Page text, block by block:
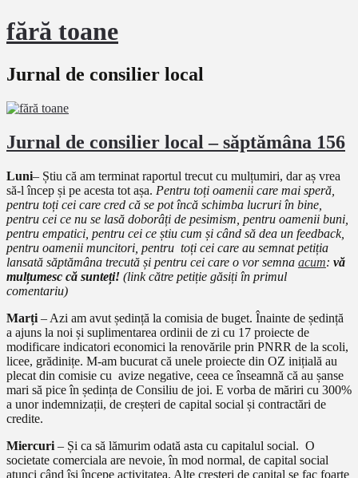
fără toane
Jurnal de consilier local
Jurnal de consilier local – săptămâna 156
Luni– Știu că am terminat raportul trecut cu mulțumiri, dar aș vrea
să-l încep și pe acesta tot așa. Pentru toți oamenii care mai speră,
pentru toți cei care cred că se pot încă schimba lucruri în bine,
pentru cei ce nu se lasă doborâți de pesimism, pentru oamenii buni,
pentru empatici, pentru cei ce știu cum și când să dea un feedback,
pentru oamenii muncitori, pentru toți cei care au semnat petiția
lansată săptămâna trecută și pentru cei care o vor semna acum: vă
mulțumesc că sunteți! (link către petiție găsiți în primul
comentariu)
Marți – Azi am avut ședință la comisia de buget. Înainte de ședință
a ajuns la noi și suplimentarea ordinii de zi cu 17 proiecte de
modificare indicatori economici la renovările prin PNRR de la scoli,
licee, grădinițe. M-am bucurat că unele proiecte din OZ inițială au
plecat din comisie cu avize negative, ceea ce înseamnă că au șanse
mari să pice în ședința de Consiliu de joi. E vorba de măriri cu 300%
a unor indemnizații, de creșteri de capital social și contractări de
credite.
Miercuri – Și ca să lămurim odată asta cu capitalul social. O
societate comerciala are nevoie, în mod normal, de capital social
atunci când își începe activitatea. Alte creșteri de capital se fac foarte